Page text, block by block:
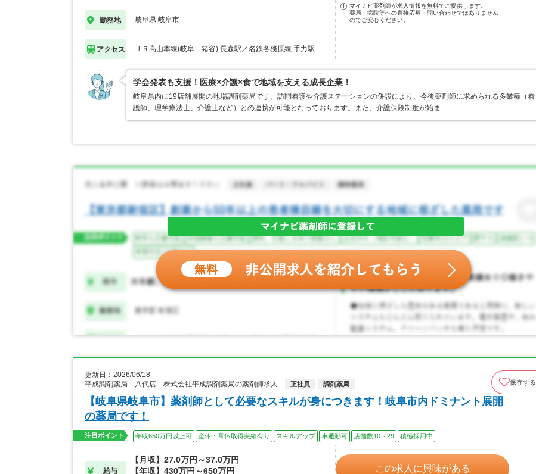
勤務地 岐阜県 岐阜市
アクセス ＪＲ高山本線(岐阜－猪谷) 長森駅／名鉄各務原線 手力駅
マイナビ薬剤師が求人情報を無料でご提供します。
薬局・病院等への直接応募・問い合わせではありません
のでご安心ください。
学会発表も支援！医療×介護×食で地域を支える成長企業！
岐阜県内に19店舗展開の地場調剤薬局です。訪問看護や介護ステーションの併設により、今後薬剤師に求められる多業種（看
護師、理学療法士、介護士など）との連携が可能となっております。また、介護保険制度が始ま…
更新日：2026/06/18
平成調剤薬局 八代店 株式会社平成調剤薬局の薬剤師求人
正社員 調剤薬局 保存する
【岐阜県岐阜市】薬剤師として必要なスキルが身につきます！岐阜市内ドミナント展開
の薬局です！
注目ポイント 年収650万円以上可 産休・育休取得実績有り スキルアップ 車通勤可 店舗数10～29 積極採用中
給与
【月収】27.0万円～37.0万円
【年収】430万円～650万円
この求人に興味がある